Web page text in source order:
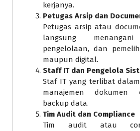
kerjanya.
Petugas Arsip dan
Petugas arsip atau
langsung menangani
pengelolaan, dan
maupun digital.
Staff IT dan Pengelola
Staf IT yang terlibat
manajemen dokumen
backup data.
Tim Audit dan Compliance
Tim audit atau